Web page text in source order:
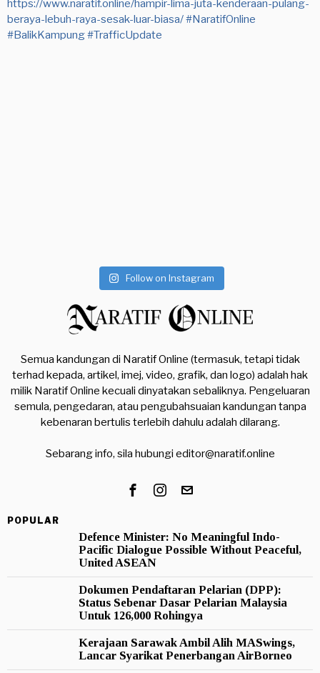
Follow on Instagram
Semua kandungan di Naratif Online (termasuk, tetapi tidak
terhad kepada, artikel, imej, video, grafik, dan logo) adalah hak
milik Naratif Online kecuali dinyatakan sebaliknya. Pengeluaran
semula, pengedaran, atau pengubahsuaian kandungan tanpa
kebenaran bertulis terlebih dahulu adalah dilarang.
Sebarang info, sila hubungi editor@naratif.online
POPULAR
Defence Minister: No Meaningful Indo-
Pacific Dialogue Possible Without Peaceful,
United ASEAN
Dokumen Pendaftaran Pelarian (DPP):
Status Sebenar Dasar Pelarian Malaysia
Untuk 126,000 Rohingya
Kerajaan Sarawak Ambil Alih MASwings,
Lancar Syarikat Penerbangan AirBorneo